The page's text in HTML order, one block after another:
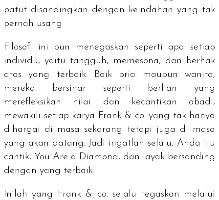
patut disandingkan dengan keindahan yang tak
pernah usang.
Filosofi ini pun menegaskan seperti apa setiap
individu, yaitu tangguh, memesona, dan berhak
atas yang terbaik. Baik pria maupun wanita,
mereka bersinar seperti berlian yang
merefleksikan nilai dan kecantikan abadi,
mewakili setiap karya Frank & co. yang tak hanya
dihargai di masa sekarang tetapi juga di masa
yang akan datang. Jadi ingatlah selalu, Anda itu
cantik, You Are a Diamond , dan layak bersanding
dengan yang terbaik.
Inilah yang Frank & co. selalu tegaskan melalui